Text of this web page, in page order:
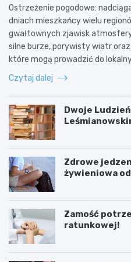
Ostrzeżenie pogodowe:
dniach mieszkańcy wielu
gwałtownych zjawisk
silne burze, porywisty wiatr
które mogą prowadzić do
Czytaj dalej
Dwoje
Zdrowe
żywieniowa
Zamość
ratunkowej!